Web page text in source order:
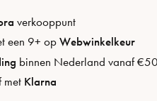
verkooppunt
een 9+ opWebwinkelkeur
binnen Nederland vanaf
met Klarna